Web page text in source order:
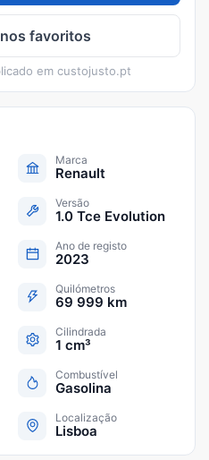
favoritos
em custojusto.pt
Marca
Renault
Versão
1.0 Tce Evolution
Ano de registo
2023
Quilómetros
69 999 km
Cilindrada
1 cm³
Combustível
Gasolina
Localização
Lisboa